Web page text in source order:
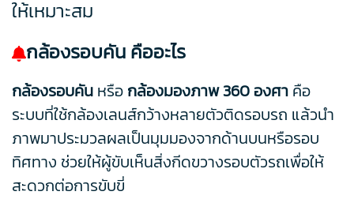
ให้เหมาะสม
กล้องรอบคัน คืออะไร
กล้องรอบคัน หรือ กล้องมองภาพ 360 องศา คือ
ระบบที่ใช้กล้องเลนส์กว้างหลายตัวติดรอบรถ แล้วนำ
ภาพมาประมวลผลเป็นมุมมองจากด้านบนหรือรอบ
ทิศทาง ช่วยให้ผู้ขับเห็นสิ่งกีดขวางรอบตัวรถเพื่อให้
สะดวกต่อการขับขี่